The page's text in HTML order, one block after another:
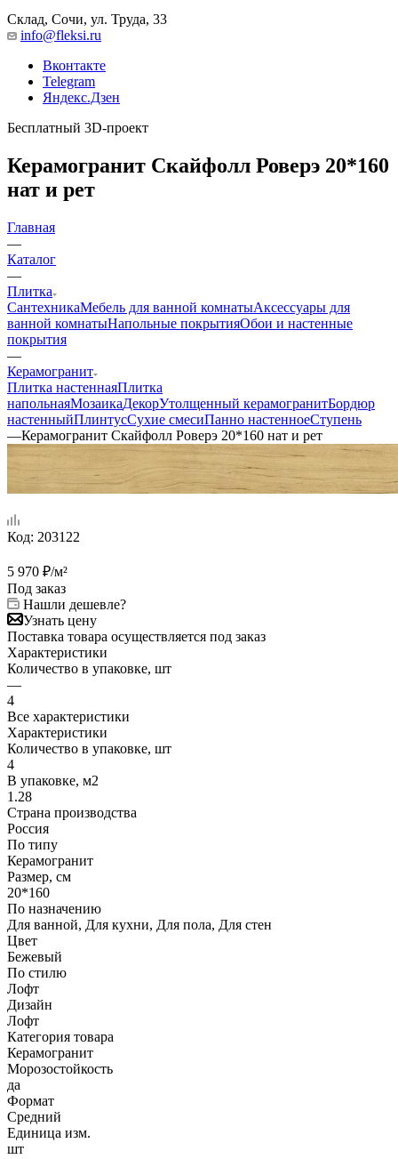
Склад, Сочи, ул. Труда, 33
info@fleksi.ru
Вконтакте
Telegram
Яндекс.Дзен
Бесплатный 3D-проект
Керамогранит Скайфолл Роверэ 20*160
нат и рет
Главная
—
Каталог
—
Плитка
СантехникаМебель для ванной комнатыАксессуары для
ванной комнатыНапольные покрытияОбои и настенные
покрытия
—
Керамогранит
Плитка настеннаяПлитка
напольнаяМозаикаДекорУтолщенный керамогранитБордюр
настенныйПлинтусСухие смесиПанно настенноеСтупень
—Керамогранит Скайфолл Роверэ 20*160 нат и рет
Код: 203122
5 970 ₽/м²
Под заказ
Нашли дешевле?
Узнать цену
Поставка товара осуществляется под заказ
Характеристики
Количество в упаковке, шт
—
4
Все характеристики
Характеристики
Количество в упаковке, шт
4
В упаковке, м2
1.28
Страна производства
Россия
По типу
Керамогранит
Размер, см
20*160
По назначению
Для ванной, Для кухни, Для пола, Для стен
Цвет
Бежевый
По стилю
Лофт
Дизайн
Лофт
Категория товара
Керамогранит
Морозостойкость
да
Формат
Средний
Единица изм.
шт